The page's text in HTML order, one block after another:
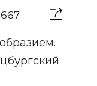
667